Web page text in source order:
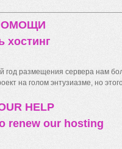
хостинг
год размещения сервера нам
на голом энтузиазме, но
HELP
renew our hosting